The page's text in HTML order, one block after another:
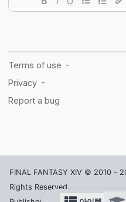
FINAL FANTASY XIV © 2010 -
Rights Reserved.